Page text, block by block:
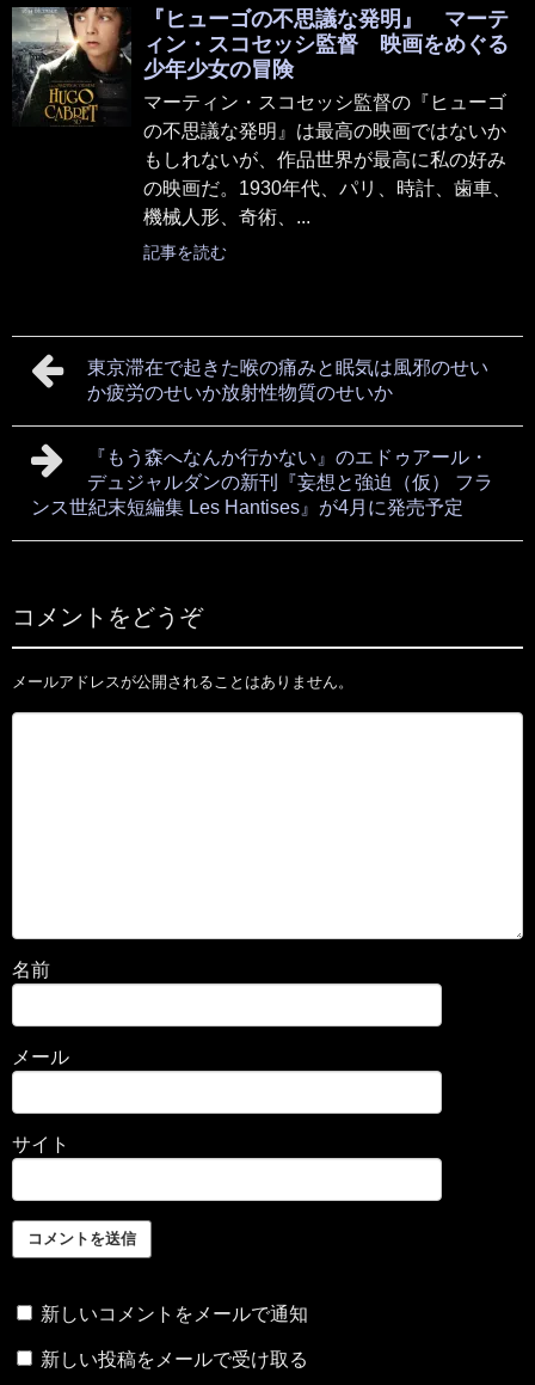
『ヒューゴの不思議な発明』 マーテ
ィン・スコセッシ監督 映画をめぐる
少年少女の冒険
マーティン・スコセッシ監督の『ヒューゴ
の不思議な発明』は最高の映画ではないか
もしれないが、作品世界が最高に私の好み
の映画だ。1930年代、パリ、時計、歯車、
機械人形、奇術、...
記事を読む
東京滞在で起きた喉の痛みと眠気は風邪のせい
か疲労のせいか放射性物質のせいか
『もう森へなんか行かない』のエドゥアール・
デュジャルダンの新刊『妄想と強迫（仮） フラ
ンス世紀末短編集 Les Hantises』が4月に発売予定
コメントをどうぞ
メールアドレスが公開されることはありません。
名前
メール
サイト
新しいコメントをメールで通知
新しい投稿をメールで受け取る